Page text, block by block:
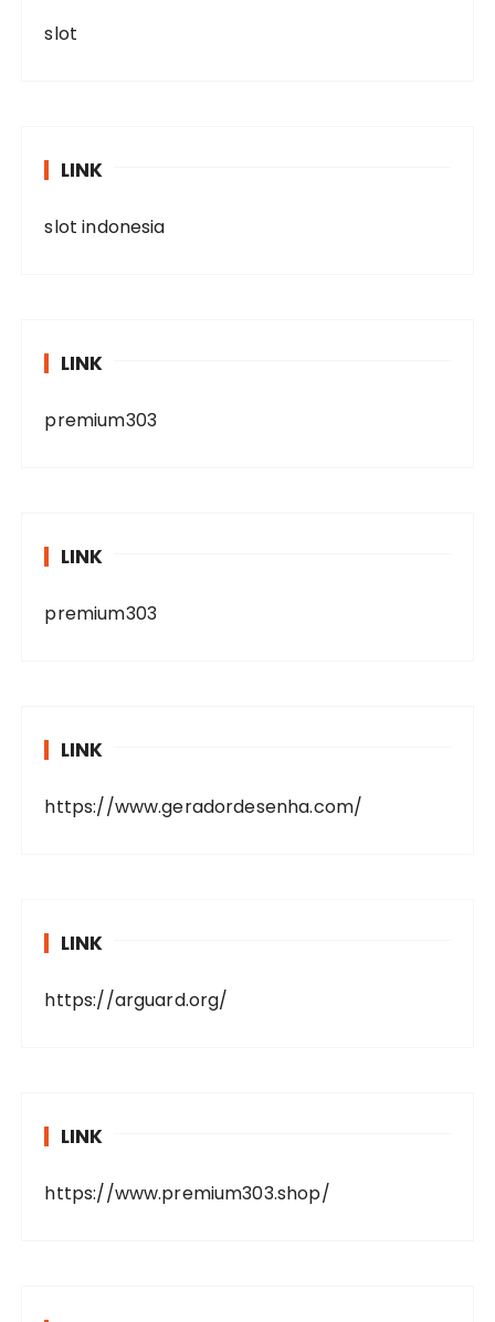
slot
LINK
slot indonesia
LINK
premium303
LINK
premium303
LINK
https://www.geradordesenha.com/
LINK
https://arguard.org/
LINK
https://www.premium303.shop/